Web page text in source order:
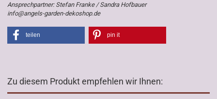
Ansprechpartner: Stefan Franke / Sandra Hofbauer
info@angels-garden-dekoshop.de
teilen pin it
Zu diesem Produkt empfehlen wir Ihnen: